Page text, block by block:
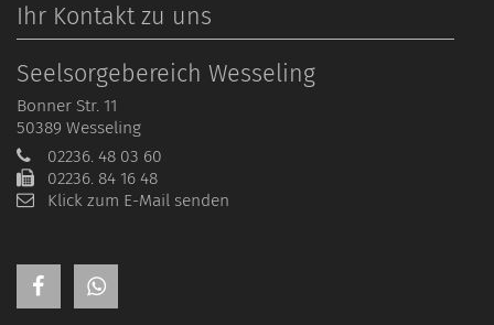
Ihr Kontakt zu uns
Seelsorgebereich Wesseling
Bonner Str. 11
50389 Wesseling
02236. 48 03 60
02236. 84 16 48
Klick zum E-Mail senden